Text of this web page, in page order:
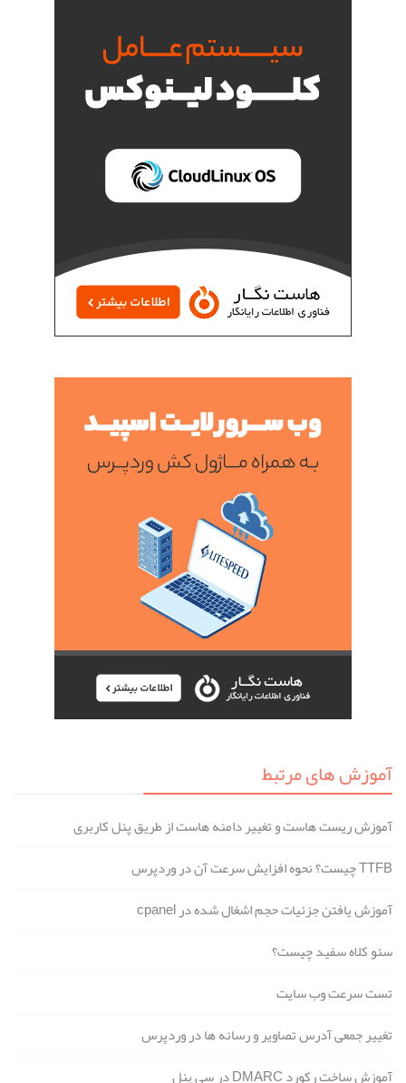
آموزش های مرتبط
آموزش ریست هاست و تغییر دامنه هاست از طریق پنل کاربری
TTFB چیست؟ نحوه افزایش سرعت آن در وردپرس
آموزش یافتن جزئیات حجم اشغال شده در cpanel
سئو کلاه سفید چیست؟
تست سرعت وب سایت
تغییر جمعی آدرس تصاویر و رسانه ها در وردپرس
آموزش ساخت رکورد DMARC در سی پنل